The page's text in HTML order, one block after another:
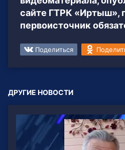
сайте ГТРК «Иртыш»,
первоисточник
Поделиться
ДРУГИЕ НОВОСТИ